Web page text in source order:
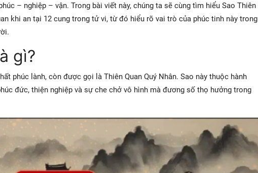
– nghiệp – vận. Trong bài viết này, chúng ta sẽ cùng tìm hiểu Sao Thiên
khi an tại 12 cung trong tử vi, từ đó hiểu rõ vai trò của phúc tinh này trong
gì?
phúc lành, còn được gọi là Thiên Quan Quý Nhân. Sao này thuộc hành
đức, thiện nghiệp và sự che chở vô hình mà đương số thọ hưởng trong